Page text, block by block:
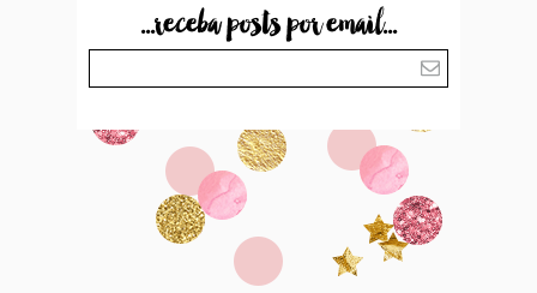
...receba posts por email...